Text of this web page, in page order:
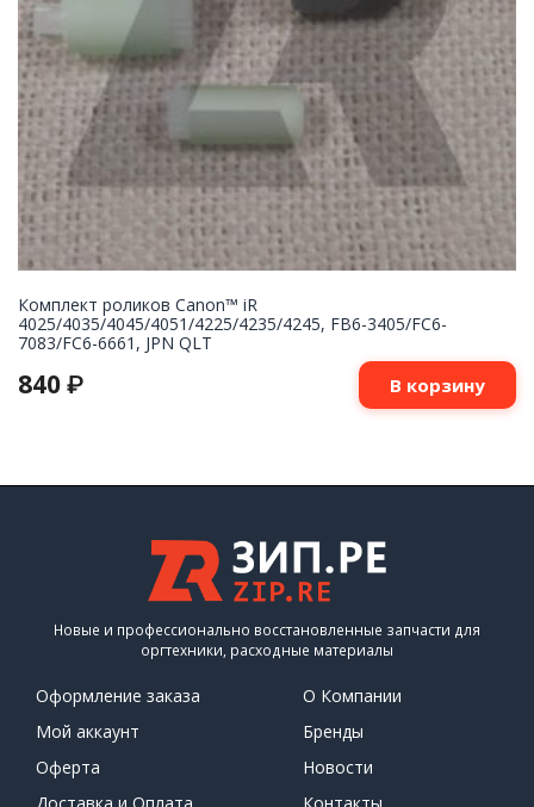
Комплект роликов Canon™ iR
4025/4035/4045/4051/4225/4235/4245, FB6-3405/FC6-
7083/FC6-6661, JPN QLT
840 ₽ В корзину
Новые и профессионально восстановленные запчасти для
оргтехники, расходные материалы
Оформление заказа
Мой аккаунт
Оферта
О Компании
Бренды
Новости